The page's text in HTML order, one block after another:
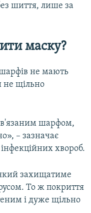
шиття, лише за
маску?
не мають
не щільно
в'язаним шарфом,
– зазначає
хвороб.
захищатиме
То ж покриття
і дуже щільно